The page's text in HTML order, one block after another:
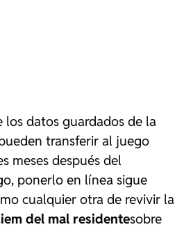
los datos guardados de la
transferir al juego
meses después del
ponerlo en línea sigue
cualquier otra de revivir la
del mal residentesobre